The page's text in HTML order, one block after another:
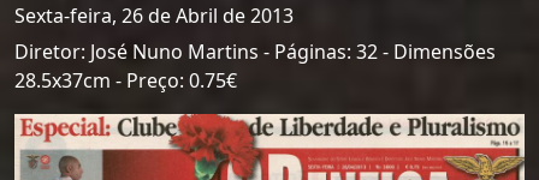
Sexta-feira, 26 de Abril de 2013
Diretor: José Nuno Martins - Páginas: 32 - Dimensões
28.5x37cm - Preço: 0.75€